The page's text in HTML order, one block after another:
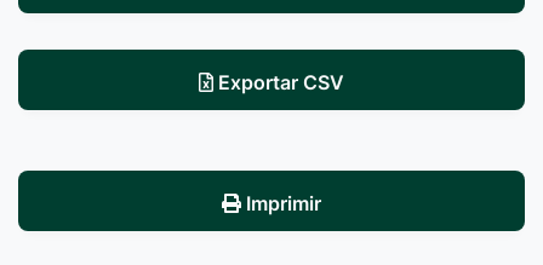
Exportar CSV
Imprimir